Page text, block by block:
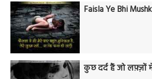
Faisla Ye Bhi
कुछ दर्द हैं जो लफ़्ज़ों